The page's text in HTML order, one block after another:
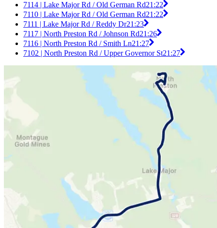
7114 | Lake Major Rd / Old German Rd21:22
7110 | Lake Major Rd / Old German Rd21:22
7111 | Lake Major Rd / Reddy Dr21:23
7117 | North Preston Rd / Johnson Rd21:26
7116 | North Preston Rd / Smith Ln21:27
7102 | North Preston Rd / Upper Governor St21:27